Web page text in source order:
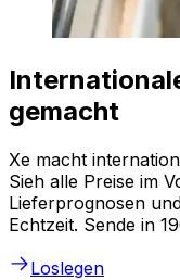
gemacht
Xe macht
Sieh alle Preise im
Lieferprognosen
Echtzeit. Sende in
Loslegen